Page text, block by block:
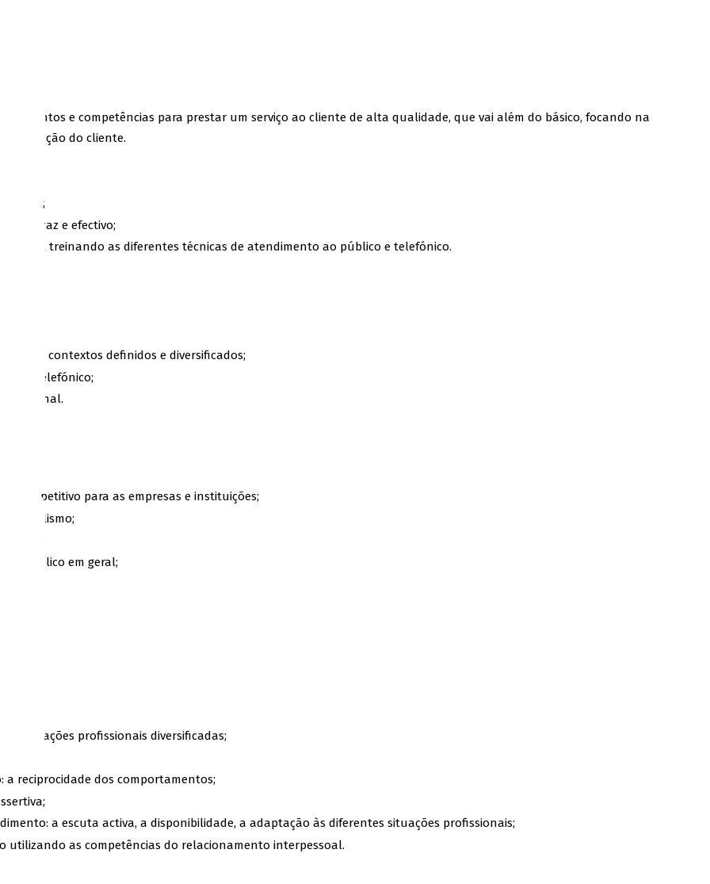
e competências para prestar um serviço ao cliente de alta qualidade, que vai além do básico, focando na
fidelização do cliente.
eficaz e efectivo;
verbal treinando as diferentes técnicas de atendimento ao público e telefónico.
em contextos definidos e diversificados;
e telefónico;
relacional.
competitivo para as empresas e instituições;
do público em geral;
a situações profissionais diversificadas;
reciprocidade dos comportamentos;
a escuta activa, a disponibilidade, a adaptação às diferentes situações profissionais;
utilizando as competências do relacionamento interpessoal.